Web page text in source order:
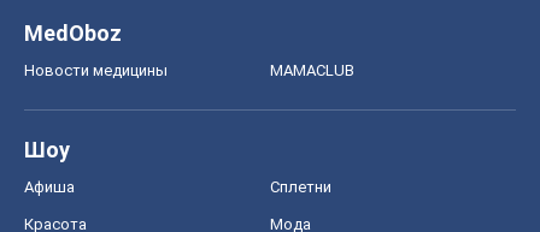
MedOboz
Новости медицины MAMACLUB
Шоу
Афиша Сплетни
Красота Мода